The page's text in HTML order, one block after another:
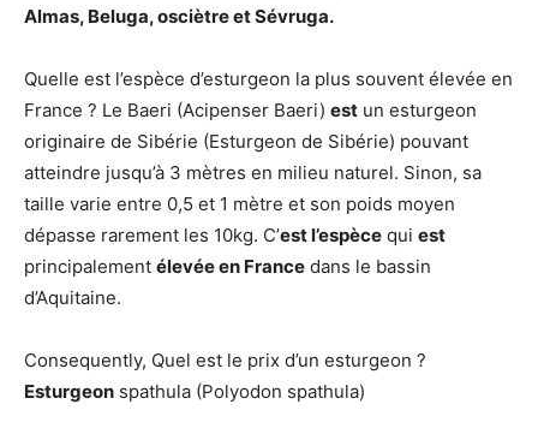
Almas, Beluga, osciètre et Sévruga.
Quelle est l’espèce d’esturgeon la plus souvent élevée en
France ? Le Baeri (Acipenser Baeri) est un esturgeon
originaire de Sibérie (Esturgeon de Sibérie) pouvant
atteindre jusqu’à 3 mètres en milieu naturel. Sinon, sa
taille varie entre 0,5 et 1 mètre et son poids moyen
dépasse rarement les 10kg. C’est l’espèce qui est
principalement élevée en France dans le bassin
d’Aquitaine.
Consequently, Quel est le prix d’un esturgeon ?
Esturgeon spathula (Polyodon spathula)